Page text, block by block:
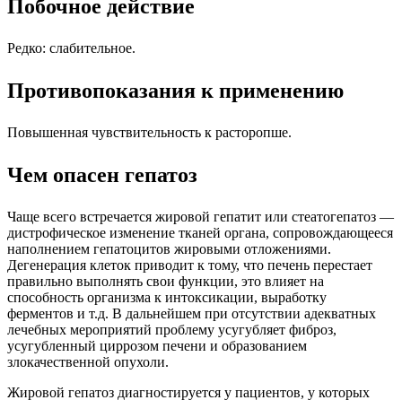
Побочное действие
Редко: слабительное.
Противопоказания к применению
Повышенная чувствительность к расторопше.
Чем опасен гепатоз
Чаще всего встречается жировой гепатит или стеатогепатоз —
дистрофическое изменение тканей органа, сопровождающееся
наполнением гепатоцитов жировыми отложениями.
Дегенерация клеток приводит к тому, что печень перестает
правильно выполнять свои функции, это влияет на
способность организма к интоксикации, выработку
ферментов и т.д. В дальнейшем при отсутствии адекватных
лечебных мероприятий проблему усугубляет фиброз,
усугубленный циррозом печени и образованием
злокачественной опухоли.
Жировой гепатоз диагностируется у пациентов, у которых